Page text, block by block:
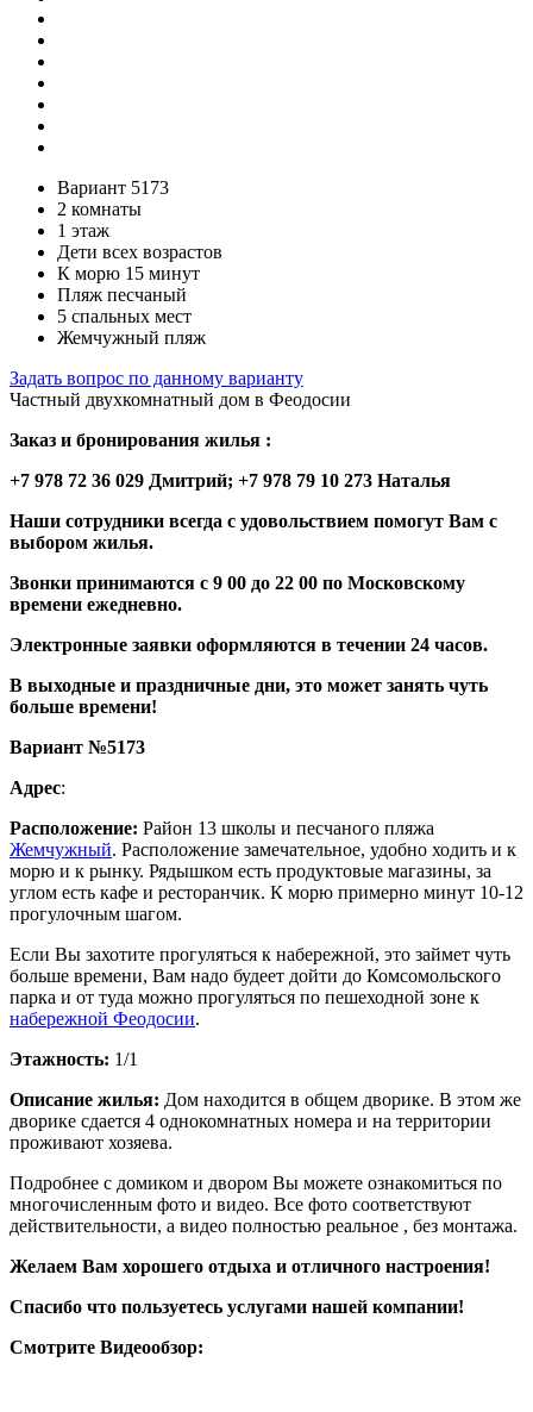
Вариант 5173
2 комнаты
1 этаж
Дети всех возрастов
К морю 15 минут
Пляж песчаный
5 спальных мест
Жемчужный пляж
Задать вопрос по данному варианту
Частный двухкомнатный дом в Феодосии
Заказ и бронирования жилья :
+7 978 72 36 029 Дмитрий; +7 978 79 10 273 Наталья
Наши сотрудники всегда с удовольствием помогут Вам с
выбором жилья.
Звонки принимаются с 9 00 до 22 00 по Московскому
времени ежедневно.
Электронные заявки оформляются в течении 24 часов.
В выходные и праздничные дни, это может занять чуть
больше времени!
Вариант №5173
Адрес:
Расположение: Район 13 школы и песчаного пляжа
Жемчужный. Расположение замечательное, удобно ходить и к
морю и к рынку. Рядышком есть продуктовые магазины, за
углом есть кафе и ресторанчик. К морю примерно минут 10-12
прогулочным шагом.
Если Вы захотите прогуляться к набережной, это займет чуть
больше времени, Вам надо будеет дойти до Комсомольского
парка и от туда можно прогуляться по пешеходной зоне к
набережной Феодосии.
Этажность: 1/1
Описание жилья: Дом находится в общем дворике. В этом же
дворике сдается 4 однокомнатных номера и на территории
проживают хозяева.
Подробнее с домиком и двором Вы можете ознакомиться по
многочисленным фото и видео. Все фото соответствуют
действительности, а видео полностью реальное , без монтажа.
Желаем Вам хорошего отдыха и отличного настроения!
Спасибо что пользуетесь услугами нашей компании!
Смотрите Видеообзор: